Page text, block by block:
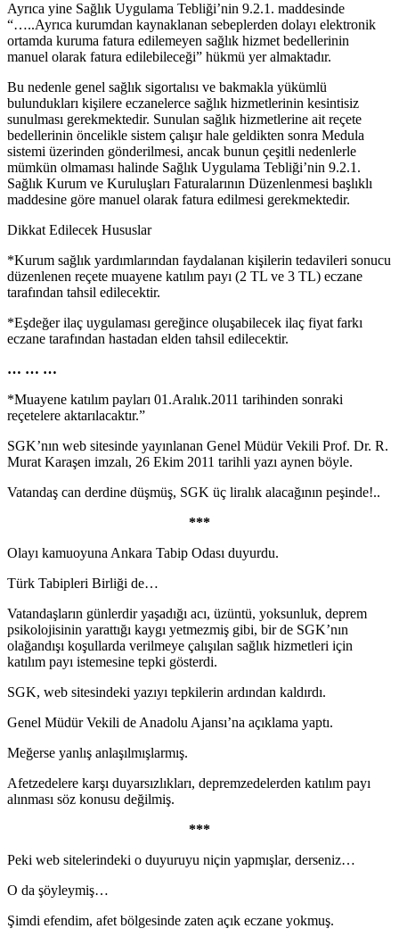
Ayrıca yine Sağlık Uygulama Tebliği’nin 9.2.1. maddesinde
“…..Ayrıca kurumdan kaynaklanan sebeplerden dolayı elektronik
ortamda kuruma fatura edilemeyen sağlık hizmet bedellerinin
manuel olarak fatura edilebileceği” hükmü yer almaktadır.
Bu nedenle genel sağlık sigortalısı ve bakmakla yükümlü
bulundukları kişilere eczanelerce sağlık hizmetlerinin kesintisiz
sunulması gerekmektedir. Sunulan sağlık hizmetlerine ait reçete
bedellerinin öncelikle sistem çalışır hale geldikten sonra Medula
sistemi üzerinden gönderilmesi, ancak bunun çeşitli nedenlerle
mümkün olmaması halinde Sağlık Uygulama Tebliği’nin 9.2.1.
Sağlık Kurum ve Kuruluşları Faturalarının Düzenlenmesi başlıklı
maddesine göre manuel olarak fatura edilmesi gerekmektedir.
Dikkat Edilecek Hususlar
*Kurum sağlık yardımlarından faydalanan kişilerin tedavileri sonucu
düzenlenen reçete muayene katılım payı (2 TL ve 3 TL) eczane
tarafından tahsil edilecektir.
*Eşdeğer ilaç uygulaması gereğince oluşabilecek ilaç fiyat farkı
eczane tarafından hastadan elden tahsil edilecektir.
… … …
*Muayene katılım payları 01.Aralık.2011 tarihinden sonraki
reçetelere aktarılacaktır.”
SGK’nın web sitesinde yayınlanan Genel Müdür Vekili Prof. Dr. R.
Murat Karaşen imzalı, 26 Ekim 2011 tarihli yazı aynen böyle.
Vatandaş can derdine düşmüş, SGK üç liralık alacağının peşinde!..
***
Olayı kamuoyuna Ankara Tabip Odası duyurdu.
Türk Tabipleri Birliği de…
Vatandaşların günlerdir yaşadığı acı, üzüntü, yoksunluk, deprem
psikolojisinin yarattığı kaygı yetmezmiş gibi, bir de SGK’nın
olağandışı koşullarda verilmeye çalışılan sağlık hizmetleri için
katılım payı istemesine tepki gösterdi.
SGK, web sitesindeki yazıyı tepkilerin ardından kaldırdı.
Genel Müdür Vekili de Anadolu Ajansı’na açıklama yaptı.
Meğerse yanlış anlaşılmışlarmış.
Afetzedelere karşı duyarsızlıkları, depremzedelerden katılım payı
alınması söz konusu değilmiş.
***
Peki web sitelerindeki o duyuruyu niçin yapmışlar, derseniz…
O da şöyleymiş…
Şimdi efendim, afet bölgesinde zaten açık eczane yokmuş.